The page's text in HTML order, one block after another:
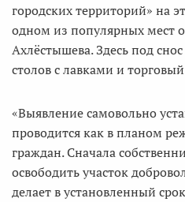
городских территорий» на
одном из популярных мест
Ахлёстышева. Здесь под
столов с лавками и
«Выявление самовольно
проводится как в планом
граждан. Сначала
освободить участок
делает в установленный